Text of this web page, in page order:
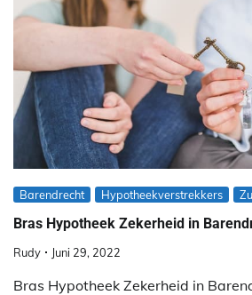
Barendrecht Hypotheekverstrekkers
Bras Hypotheek Zekerheid in
Rudy Juni 29, 2022
Bras Hypotheek Zekerheid in